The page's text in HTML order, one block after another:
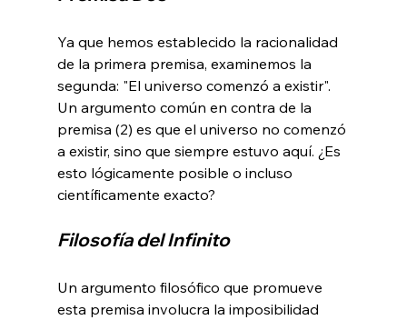
Ya que hemos establecido la racionalidad
de la primera premisa, examinemos la
segunda: "El universo comenzó a existir".
Un argumento común en contra de la
premisa (2) es que el universo no comenzó
a existir, sino que siempre estuvo aquí. ¿Es
esto lógicamente posible o incluso
Filosofía del Infinito
Un argumento filosófico que promueve
esta premisa involucra la imposibilidad